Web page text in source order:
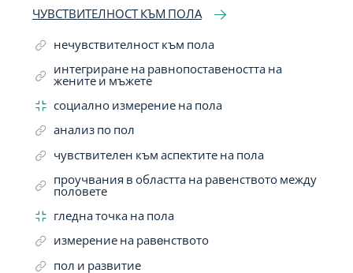
ЧУВСТВИТЕЛНОСТ КЪМ ПОЛА
нечувствителност към пола
интегриране на равнопоставеността на
жените и мъжете
социално измерение на пола
анализ по пол
чувствителен към аспектите на пола
проучвания в областта на равенството между
половете
гледна точка на пола
измерение на равeнството
пол и развитие